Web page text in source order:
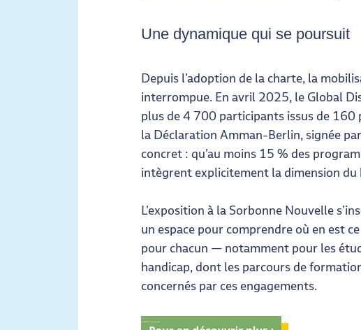
Une dynamique qui se poursuit
Depuis l’adoption de la charte, la
interrompue. En avril 2025, le Global
plus de 4 700 participants issus de 160
la Déclaration Amman-Berlin, signée
concret : qu’au moins 15 % des
intègrent explicitement la dimension du
L’exposition à la Sorbonne Nouvelle
un espace pour comprendre où en est
pour chacun — notamment pour les
handicap, dont les parcours de
concernés par ces engagements.